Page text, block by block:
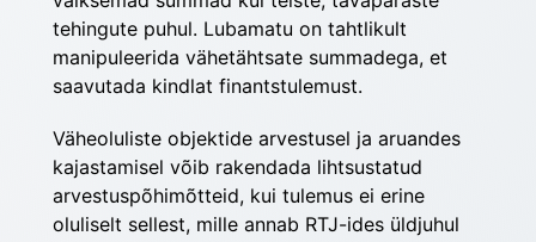
tehingute puhul. Lubamatu on tahtlikult
manipuleerida vähetähtsate summadega, et
saavutada kindlat finantstulemust.
Väheoluliste objektide arvestusel ja aruandes
kajastamisel võib rakendada lihtsustatud
arvestuspõhimõtteid, kui tulemus ei erine
oluliselt sellest, mille annab RTJ-ides üldjuhul